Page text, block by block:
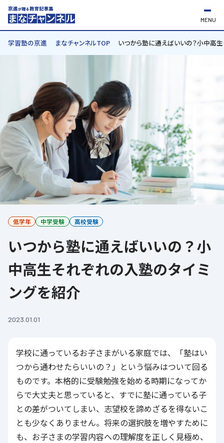
MENU
学習塾の京進 まなチャンネルTOP いつから塾に通えばいいの？小中高
低学年 中学受験 高校受験
いつから塾に通えばいいの？小
中高生それぞれの入塾のタイミ
ングを紹介
2023.01.01
学校に通っているお子さまがいる家庭では、「塾はい
つから通わせたらいいの？」という悩みはついて回る
ものです。本格的に受験勉強を始める時期になってか
らで大丈夫と思っていると、すでに塾に通っている子
との差がついてしまい、志望校を諦めざるを得ないこ
とも少なくありません。将来の選択肢を増やすために
も、お子さまの学習内容への理解度を正しく見極め、